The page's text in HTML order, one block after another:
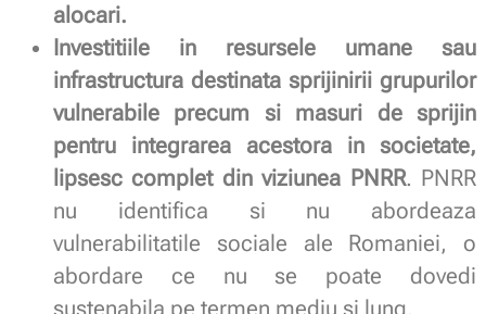
alocari.
Investitiile in resursele umane sau
infrastructura destinata sprijinirii grupurilor
vulnerabile precum si masuri de sprijin
pentru integrarea acestora in societate,
lipsesc complet din viziunea PNRR. PNRR
nu identifica si nu abordeaza
vulnerabilitatile sociale ale Romaniei, o
abordare ce nu se poate dovedi
sustenabila pe termen mediu si lung.